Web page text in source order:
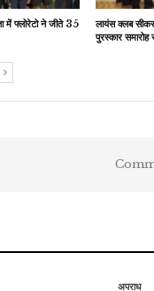
में फ्लोरेटो ने जीते 35
लायंस क्लब
पुरस्कार समारोह
अपराध